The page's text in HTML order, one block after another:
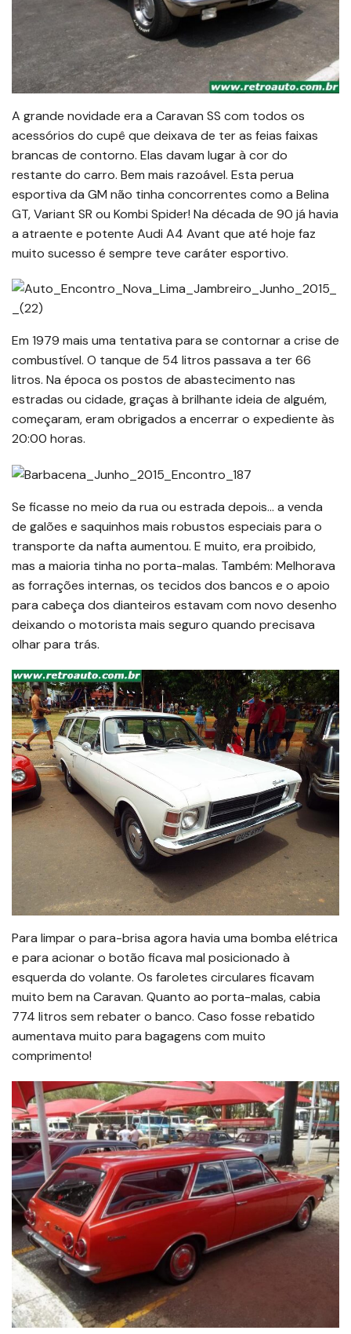
A grande novidade era a Caravan SS com todos os
acessórios do cupê que deixava de ter as feias faixas
brancas de contorno. Elas davam lugar à cor do
restante do carro. Bem mais razoável. Esta perua
esportiva da GM não tinha concorrentes como a Belina
GT, Variant SR ou Kombi Spider! Na década de 90 já havia
a atraente e potente Audi A4 Avant que até hoje faz
muito sucesso é sempre teve caráter esportivo.
Em 1979 mais uma tentativa para se contornar a crise de
combustível. O tanque de 54 litros passava a ter 66
litros. Na época os postos de abastecimento nas
estradas ou cidade, graças à brilhante ideia de alguém,
começaram, eram obrigados a encerrar o expediente às
20:00 horas.
Se ficasse no meio da rua ou estrada depois… a venda
de galões e saquinhos mais robustos especiais para o
transporte da nafta aumentou. E muito, era proibido,
mas a maioria tinha no porta-malas. Também: Melhorava
as forrações internas, os tecidos dos bancos e o apoio
para cabeça dos dianteiros estavam com novo desenho
deixando o motorista mais seguro quando precisava
olhar para trás.
Para limpar o para-brisa agora havia uma bomba elétrica
e para acionar o botão ficava mal posicionado à
esquerda do volante. Os faroletes circulares ficavam
muito bem na Caravan. Quanto ao porta-malas, cabia
774 litros sem rebater o banco. Caso fosse rebatido
aumentava muito para bagagens com muito
comprimento!